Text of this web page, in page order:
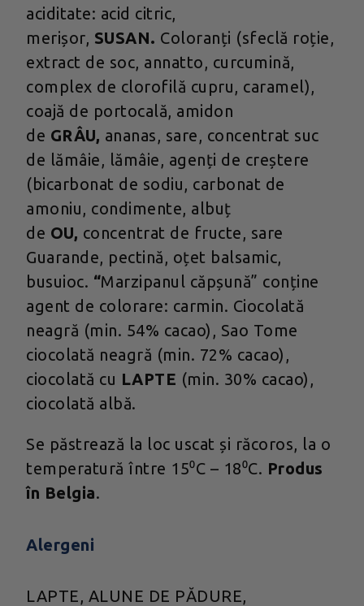
aciditate: acid citric,
merișor, SUSAN. Coloranți (sfeclă roție,
extract de soc, annatto, curcumină,
complex de clorofilă cupru, caramel),
coajă de portocală, amidon
de GRÂU, ananas, sare, concentrat suc
de lămâie, lămâie, agenți de creștere
(bicarbonat de sodiu, carbonat de
amoniu, condimente, albuț
de OU, concentrat de fructe, sare
Guarande, pectină, oțet balsamic,
busuioc. “Marzipanul căpșună” conține
agent de colorare: carmin. Ciocolată
neagră (min. 54% cacao), Sao Tome
ciocolată neagră (min. 72% cacao),
ciocolată cu LAPTE (min. 30% cacao),
ciocolată albă.
Se păstrează la loc uscat și răcoros, la o
temperatură între 15⁰C – 18⁰C. Produs
în Belgia.
Alergeni
LAPTE, ALUNE DE PĂDURE,